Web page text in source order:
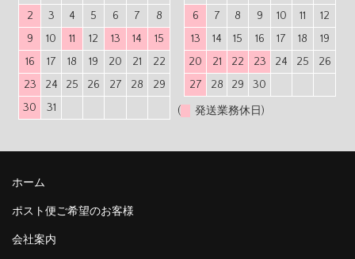
2
3 4 5 6 7
8
9
10 11 12 13 14
15
16
17 18 19 20 21
22
23
24 25 26 27 28
29
30
31
6
7 8 9 10 11
12
13
14 15 16 17 18
19
20
21 22 23 24 25
26
27
28 29 30
( 発送業務休日)
ホーム
ポスト便ご希望のお客様
会社案内